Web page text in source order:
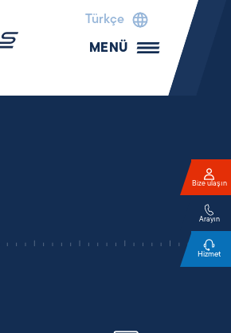
Türkçe
MENÜ
Bize ulaşın
Arayın
Hizmet